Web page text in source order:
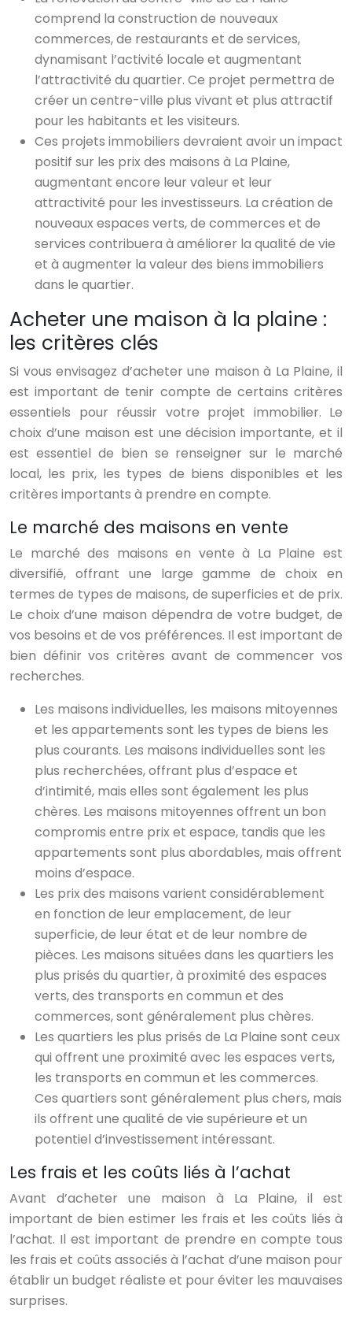
comprend la construction de nouveaux
commerces, de restaurants et de services,
dynamisant l’activité locale et augmentant
l’attractivité du quartier. Ce projet permettra de
créer un centre-ville plus vivant et plus attractif
pour les habitants et les visiteurs.
Ces projets immobiliers devraient avoir un impact
positif sur les prix des maisons à La Plaine,
augmentant encore leur valeur et leur
attractivité pour les investisseurs. La création de
nouveaux espaces verts, de commerces et de
services contribuera à améliorer la qualité de vie
et à augmenter la valeur des biens immobiliers
dans le quartier.
Acheter une maison à la plaine :
les critères clés
Si vous envisagez d’acheter une maison à La Plaine, il
est important de tenir compte de certains critères
essentiels pour réussir votre projet immobilier. Le
choix d’une maison est une décision importante, et il
est essentiel de bien se renseigner sur le marché
local, les prix, les types de biens disponibles et les
critères importants à prendre en compte.
Le marché des maisons en vente
Le marché des maisons en vente à La Plaine est
diversifié, offrant une large gamme de choix en
termes de types de maisons, de superficies et de prix.
Le choix d’une maison dépendra de votre budget, de
vos besoins et de vos préférences. Il est important de
bien définir vos critères avant de commencer vos
recherches.
Les maisons individuelles, les maisons mitoyennes
et les appartements sont les types de biens les
plus courants. Les maisons individuelles sont les
plus recherchées, offrant plus d’espace et
d’intimité, mais elles sont également les plus
chères. Les maisons mitoyennes offrent un bon
compromis entre prix et espace, tandis que les
appartements sont plus abordables, mais offrent
moins d’espace.
Les prix des maisons varient considérablement
en fonction de leur emplacement, de leur
superficie, de leur état et de leur nombre de
pièces. Les maisons situées dans les quartiers les
plus prisés du quartier, à proximité des espaces
verts, des transports en commun et des
commerces, sont généralement plus chères.
Les quartiers les plus prisés de La Plaine sont ceux
qui offrent une proximité avec les espaces verts,
les transports en commun et les commerces.
Ces quartiers sont généralement plus chers, mais
ils offrent une qualité de vie supérieure et un
potentiel d’investissement intéressant.
Les frais et les coûts liés à l’achat
Avant d’acheter une maison à La Plaine, il est
important de bien estimer les frais et les coûts liés à
l’achat. Il est important de prendre en compte tous
les frais et coûts associés à l’achat d’une maison pour
établir un budget réaliste et pour éviter les mauvaises
surprises.